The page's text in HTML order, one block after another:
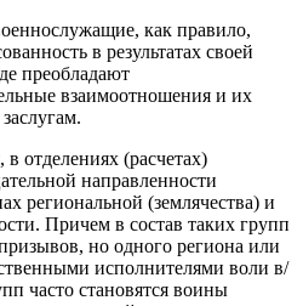
как правило,
в результатах своей
преобладают
взаимоотношения и их
отделениях (расчетах)
направленности
региональной (землячества) и
Причем в состав таких групп
но одного региона или
исполнителями воли в/
часто становятся воины